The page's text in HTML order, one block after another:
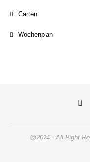
Garten
Wochenplan
@2024 - All Right